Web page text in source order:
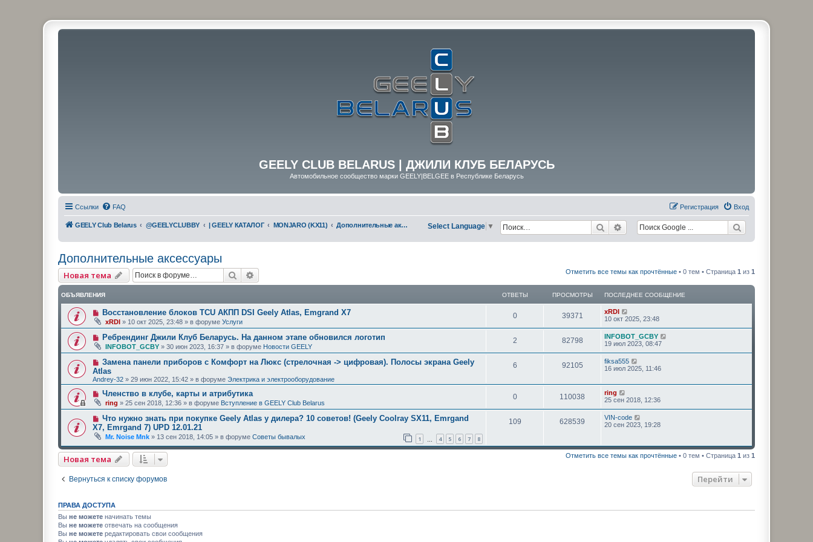
GEELY CLUB BELARUS | ДЖИЛИ КЛУБ БЕЛАРУСЬ
Автомобильное сообщество марки GEELY|BELGEE в Республике Беларусь
Ссылки FAQ Вход
Регистрация
GEELY Club Belarus @GEELYCLUBBY | GEELY КАТАЛОГ MONJARO (KX11) Дополнительные аксессуары Поиск Расширенный поиск
Select Language ▼
Дополнительные аксессуары
Новая тема Поиск Отметить все темы как прочтённые • 0 тем • Страница 1 из 1
ОБЪЯВЛЕНИЯ ОТВЕТЫ ПРОСМОТРЫ ПОСЛЕДНЕЕ СООБЩЕНИЕ
Восстановление блоков TCU АКПП DSI Geely Atlas, Emgrand X7
xRDI » 10 окт 2025, 23:48 » в форуме Услуги
0 39371
xRDI
10 окт 2025, 23:48
Ребрендинг Джили Клуб Беларусь. На данном этапе обновился логотип
INFOBOT_GCBY » 30 июн 2023, 16:37 » в форуме Новости GEELY
2 82798
INFOBOT_GCBY
19 июл 2023, 08:47
Замена панели приборов с Комфорт на Люкс (стрелочная -> цифровая). Полосы экрана Geely
Atlas
Andrey-32 » 29 июн 2022, 15:42 » в форуме Электрика и электрооборудование
6 92105
fiksa555
16 июл 2025, 11:46
Членство в клубе, карты и атрибутика
ring » 25 сен 2018, 12:36 » в форуме Вступление в GEELY Club Belarus
0 110038
ring
25 сен 2018, 12:36
Что нужно знать при покупке Geely Atlas у дилера? 10 советов! (Geely Coolray SX11, Emrgand
X7, Emrgand 7) UPD 12.01.21
Mr. Noise Mnk » 13 сен 2018, 14:05 » в форуме Советы бывалых 1 4 5 6 7 8
109 628539
VIN-code
20 сен 2023, 19:28
Новая тема Отметить все темы как прочтённые • 0 тем • Страница 1 из 1
Вернуться к списку форумов Перейти
ПРАВА ДОСТУПА
Вы не можете начинать темы
Вы не можете отвечать на сообщения
Вы не можете редактировать свои сообщения